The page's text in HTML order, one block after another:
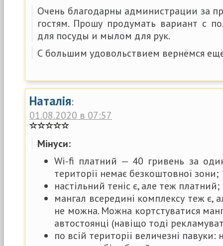
Очень благодарны администрации за
гостям. Прошу продумать вариант с
для посуды и мылом для рук.
С большим удовольствием вернёмся
Наталія:
01.08.2020 в 07:57
Мінуси:
Wi-fi платний — 40 гривень за
території немає безкоштовної зони;
настільний теніс є, але теж платний;
мангал всередині комплексу теж є,
не можна. Можна кортстуватися
автостоянці (навіщо тоді
по всій території величезні